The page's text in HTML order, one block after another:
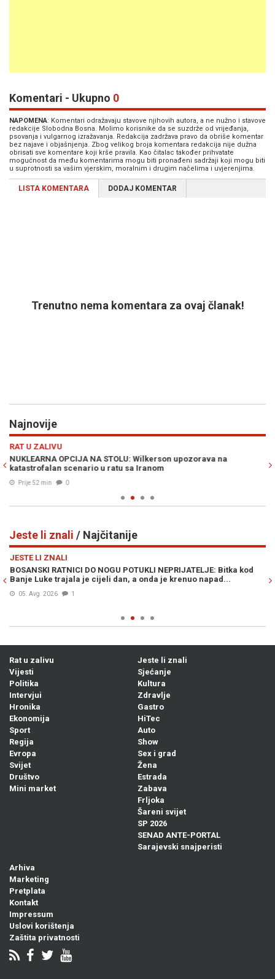
Komentari - Ukupno 0
NAPOMENA: Komentari odražavaju stavove njihovih autora, a ne nužno i stavove
redakcije Slobodna Bosna. Molimo korisnike da se suzdrže od vrijeđanja,
psovanja i vulgarnog izražavanja. Redakcija zadržava pravo da obriše komentar
bez najave i objašnjenja. Zbog velikog broja komentara redakcija nije dužna
obrisati sve komentare koji krše pravila. Kao čitalac također prihvatate
mogućnost da među komentarima mogu biti pronađeni sadržaji koji mogu biti
u suprotnosti sa vašim vjerskim, moralnim i drugim načelima i uvjerenjima.
LISTA KOMENTARA DODAJ KOMENTAR
Trenutno nema komentara za ovaj članak!
Najnovije
RAT U ZALIVU
NUKLEARNA OPCIJA NA STOLU: Wilkerson upozorava na
katastrofalan scenario u ratu sa Iranom
Prije 52 min 0
Jeste li znali / Najčitanije
JESTE LI ZNALI
BOSANSKI RATNICI DO NOGU POTUKLI NEPRIJATELJE: Bitka kod
Banje Luke trajala je cijeli dan, a onda je krenuo napad...
05. Avg. 2026 1
Rat u zalivu
Vijesti
Politika
Intervjui
Hronika
Ekonomija
Sport
Regija
Evropa
Svijet
Društvo
Mini market
Jeste li znali
Sjećanje
Kultura
Zdravlje
Gastro
HiTec
Auto
Show
Sex i grad
Žena
Estrada
Zabava
Frljoka
Šareni svijet
SP 2026
SENAD ANTE-PORTAL
Sarajevski snajperisti
Arhiva
Marketing
Pretplata
Kontakt
Impressum
Uslovi korištenja
Zaštita privatnosti